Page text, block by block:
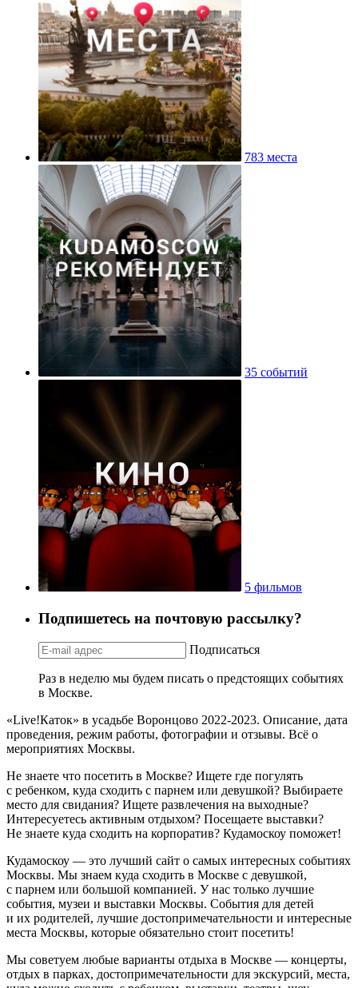
783 места
35 событий
5 фильмов
Подпишетесь на почтовую рассылку?
Подписаться
Раз в неделю мы будем писать о предстоящих событиях
в Москве.
«Live!Каток» в усадьбе Воронцово 2022-2023. Описание, дата
проведения, режим работы, фотографии и отзывы. Всё о
мероприятиях Москвы.
Не знаете что посетить в Москве? Ищете где погулять
с ребенком, куда сходить с парнем или девушкой? Выбираете
место для свидания? Ищете развлечения на выходные?
Интересуетесь активным отдыхом? Посещаете выставки?
Не знаете куда сходить на корпоратив? Кудамоскоу поможет!
Кудамоскоу — это лучший сайт о самых интересных событиях
Москвы. Мы знаем куда сходить в Москве с девушкой,
с парнем или большой компанией. У нас только лучшие
события, музеи и выставки Москвы. События для детей
и их родителей, лучшие достопримечательности и интересные
места Москвы, которые обязательно стоит посетить!
Мы советуем любые варианты отдыха в Москве — концерты,
отдых в парках, достопримечательности для экскурсий, места,